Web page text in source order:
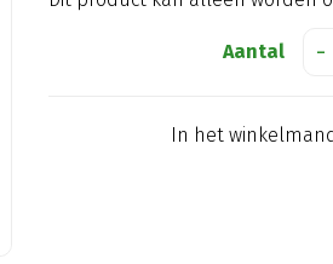
Aantal
In het